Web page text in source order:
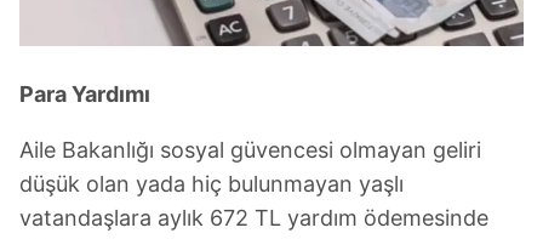
Para Yardımı
Aile Bakanlığı sosyal güvencesi olmayan geliri
düşük olan yada hiç bulunmayan yaşlı
vatandaşlara aylık 672 TL yardım ödemesinde